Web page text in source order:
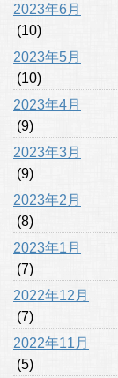
2023年6月
(10)
2023年5月
(10)
2023年4月
(9)
2023年3月
(9)
2023年2月
(8)
2023年1月
(7)
2022年12月
(7)
2022年11月
(5)